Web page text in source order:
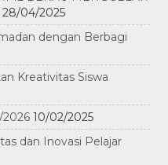
28/04/2025
dengan Berbagi
Kreativitas Siswa
10/02/2025
dan Inovasi Pelajar